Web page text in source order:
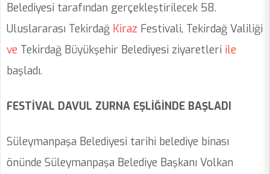
Belediyesi tarafından gerçekleştirilecek 58.
Uluslararası Tekirdağ Kiraz Festivali, Tekirdağ Valiliği
ve Tekirdağ Büyükşehir Belediyesi ziyaretleri ile
başladı.
FESTİVAL DAVUL ZURNA EŞLİĞİNDE BAŞLADI
Süleymanpaşa Belediyesi tarihi belediye binası
önünde Süleymanpaşa Belediye Başkanı Volkan